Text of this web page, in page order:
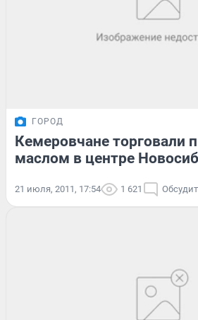
ГОРОД
Кемеровчане торговали
маслом в центре
21 июля, 2011, 17:54 1 621